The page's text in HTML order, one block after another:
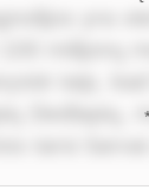
100 milijonų
taip,
žiedlapių,